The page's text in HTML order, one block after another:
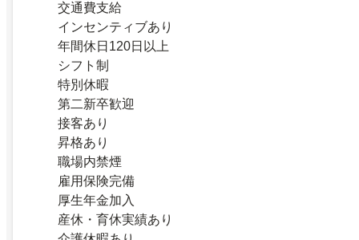
交通費支給
インセンティブあり
年間休日120日以上
シフト制
特別休暇
第二新卒歓迎
接客あり
昇格あり
職場内禁煙
雇用保険完備
厚生年金加入
産休・育休実績あり